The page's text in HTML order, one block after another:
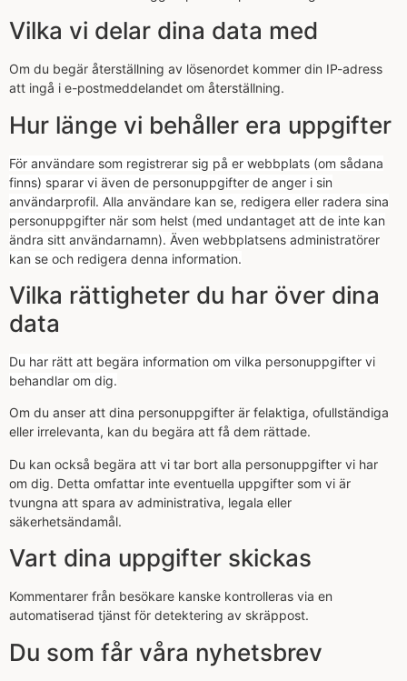
Vilka vi delar dina data med
Om du begär återställning av lösenordet kommer din IP-adress
att ingå i e-postmeddelandet om återställning.
Hur länge vi behåller era uppgifter
För användare som registrerar sig på er webbplats (om sådana
finns) sparar vi även de personuppgifter de anger i sin
användarprofil. Alla användare kan se, redigera eller radera sina
personuppgifter när som helst (med undantaget att de inte kan
ändra sitt användarnamn). Även webbplatsens administratörer
kan se och redigera denna information.
Vilka rättigheter du har över dina
data
Du har rätt att begära information om vilka personuppgifter vi
behandlar om dig.
Om du anser att dina personuppgifter är felaktiga, ofullständiga
eller irrelevanta, kan du begära att få dem rättade.
Du kan också begära att vi tar bort alla personuppgifter vi har
om dig. Detta omfattar inte eventuella uppgifter som vi är
tvungna att spara av administrativa, legala eller
säkerhetsändamål.
Vart dina uppgifter skickas
Kommentarer från besökare kanske kontrolleras via en
automatiserad tjänst för detektering av skräppost.
Du som får våra nyhetsbrev